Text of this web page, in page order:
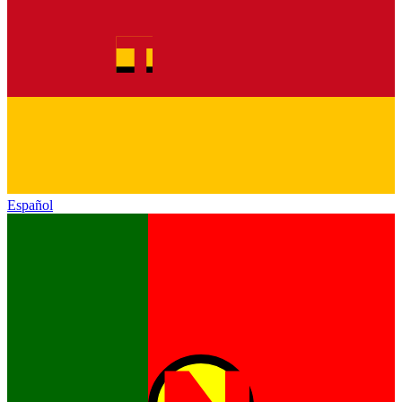
Español